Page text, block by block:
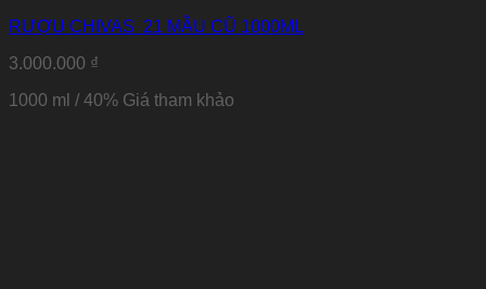
RƯỢU CHIVAS 21 MẪU CŨ 1000ML
3.000.000 ₫
1000 ml / 40% Giá tham khảo